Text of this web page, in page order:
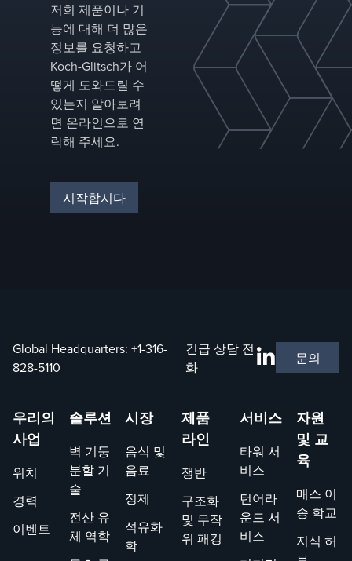
저희 제품이나 기
능에 대해 더 많은
정보를 요청하고
Koch-Glitsch가 어
떻게 도와드릴 수
있는지 알아보려
면 온라인으로 연
락해 주세요.
시작합시다
Global Headquarters: +1-316-
828-5110
긴급 상담 전
화
문의
우리의
사업
위치
경력
이벤트
솔루션
벽 기둥
분할 기
술
전산 유
체 역학
시장
음식 및
음료
정제
석유화
학
제품
라인
쟁반
구조화
및 무작
위 패킹
서비스
타워 서
비스
턴어라
운드 서
비스
자원
및 교
육
매스 이
송 학교
지식 허